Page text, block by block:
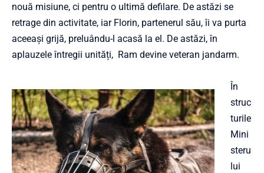
nouă misiune, ci pentru o ultimă defilare. De astăzi se
retrage din activitate, iar Florin, partenerul său, îi va purta
aceeași grijă, preluându-l acasă la el. De astăzi, în
aplauzele întregii unități, Ram devine veteran jandarm.
În
struc
turile
Mini
steru
lui